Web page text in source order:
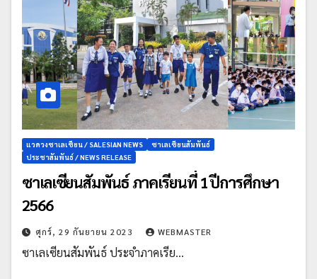
แวดวงซาเลเซียน / SALESIAN NEWS
ซาเลเซียนสัมพันธ์
ประชาสัมพันธ์ / NEWS RELEASE
ซาเลเซียนสัมพันธ์ ภาคเรียนที่ 1 ปีการศึกษา
2566
ศุกร์, 29 กันยายน 2023 WEBMASTER
ซาเลเซียนสัมพันธ์ ประจำภาคเรีย…